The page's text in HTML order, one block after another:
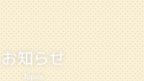
お知らせ
Topics